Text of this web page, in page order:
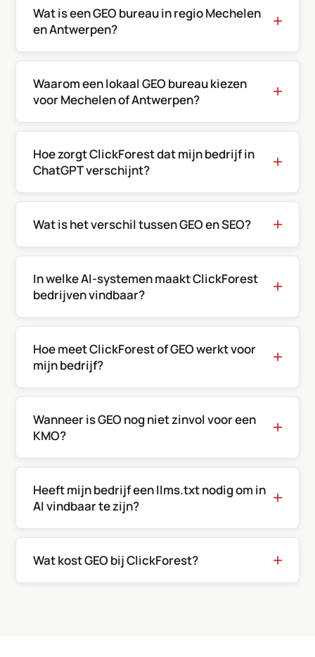
Wat is een GEO bureau in regio Mechelen
en Antwerpen?
Waarom een lokaal GEO bureau kiezen
voor Mechelen of Antwerpen?
Hoe zorgt ClickForest dat mijn bedrijf in
ChatGPT verschijnt?
Wat is het verschil tussen GEO en SEO?
In welke AI-systemen maakt ClickForest
bedrijven vindbaar?
Hoe meet ClickForest of GEO werkt voor
mijn bedrijf?
Wanneer is GEO nog niet zinvol voor een
KMO?
Heeft mijn bedrijf een llms.txt nodig om in
AI vindbaar te zijn?
Wat kost GEO bij ClickForest?